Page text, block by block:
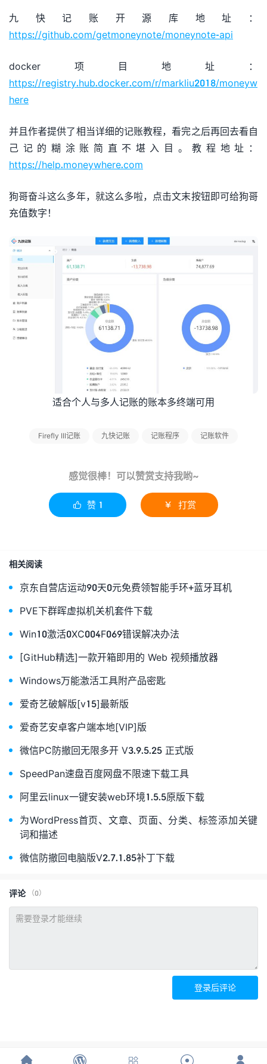
九快记账开源库地址：
https://github.com/getmoneynote/moneynote-api
docker项目地址：
https://registry.hub.docker.com/r/markliu2018/moneyw
here
并且作者提供了相当详细的记账教程，看完之后再回去看自
己记的糊涂账简直不堪入目。教程地址：
https://help.moneywhere.com
狗哥奋斗这么多年，就这么多啦，点击文末按钮即可给狗哥
充值数字！
适合个人与多人记账的账本多终端可用
Firefly III记账 九快记账 记账程序 记账软件
感觉很棒！可以赞赏支持我哟~
 赞 1  打赏
相关阅读
京东自营店运动90天0元免费领智能手环+蓝牙耳机
PVE下群晖虚拟机关机套件下载
Win10激活0XC004F069错误解决办法
[GitHub精选]一款开箱即用的 Web 视频播放器
Windows万能激活工具附产品密匙
爱奇艺破解版[v15]最新版
爱奇艺安卓客户端本地[VIP]版
微信PC防撤回无限多开 V3.9.5.25 正式版
SpeedPan速盘百度网盘不限速下载工具
阿里云linux一键安装web环境1.5.5原版下载
为WordPress首页、文章、页面、分类、标签添加关键
词和描述
微信防撤回电脑版V2.7.1.85补丁下载
评论（0）
登录后评论
    